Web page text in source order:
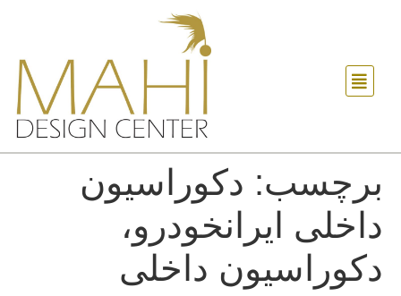
برچسب: دکوراسیون
داخلی ایرانخودرو،
دکوراسیون داخلی